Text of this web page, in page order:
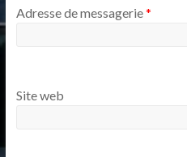
Adresse de messagerie*
Site web